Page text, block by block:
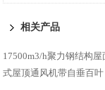
相关产品
17500m3/h聚力钢结构
式屋顶通风机带自垂百叶